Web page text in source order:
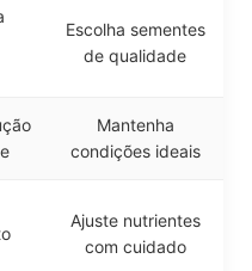
Escolha sementes
de qualidade
Mantenha
condições ideais
Ajuste nutrientes
com cuidado